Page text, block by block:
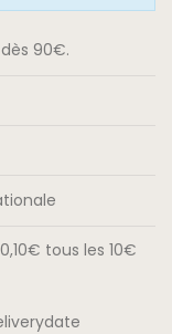
90€.
tous les 10€